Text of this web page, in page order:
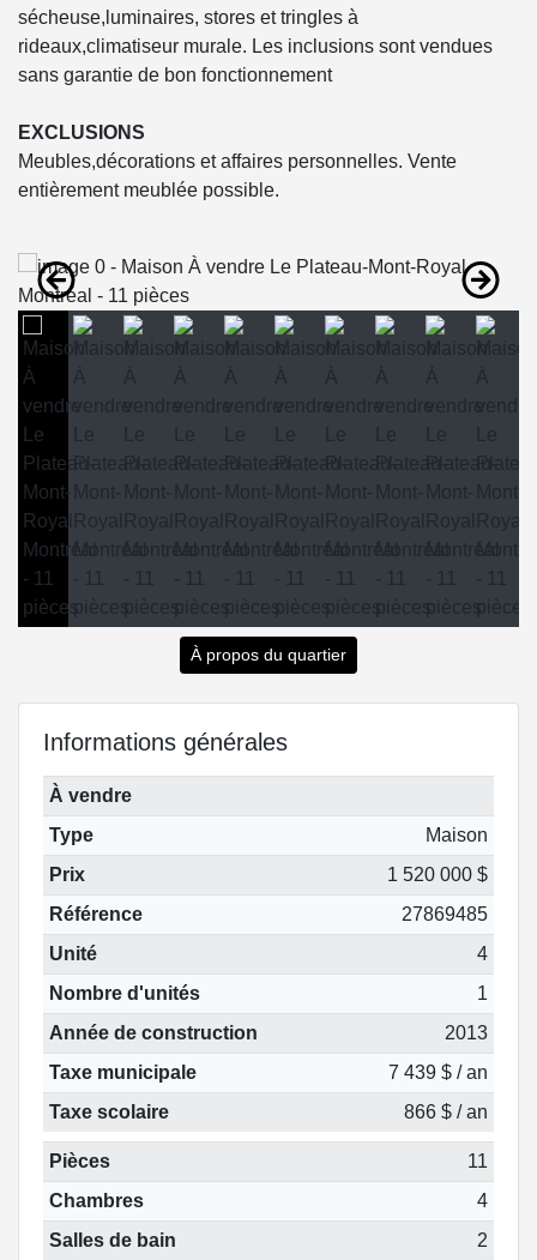
sécheuse,luminaires, stores et tringles à
rideaux,climatiseur murale. Les inclusions sont vendues
sans garantie de bon fonctionnement
EXCLUSIONS
Meubles,décorations et affaires personnelles. Vente
entièrement meublée possible.
À propos du quartier
Informations générales
À vendre
Type
Maison
Prix
1 520 000 $
Référence
27869485
Unité
4
Nombre d'unités
1
Année de construction
2013
Taxe municipale
7 439 $ / an
Taxe scolaire
866 $ / an
Pièces
11
Chambres
4
Salles de bain
2